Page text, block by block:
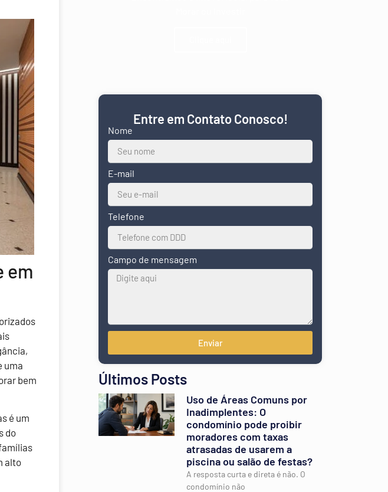
em
uma
bem
é um
do
alto
Entre em Contato Conosco!
Nome
E-mail
Telefone
Campo de mensagem
Enviar
Últimos Posts
Uso de Áreas Comuns por
Inadimplentes: O
condomínio pode proibir
moradores com taxas
atrasadas de usarem a
piscina ou salão de festas?
A resposta curta e direta é não. O
condomínio não